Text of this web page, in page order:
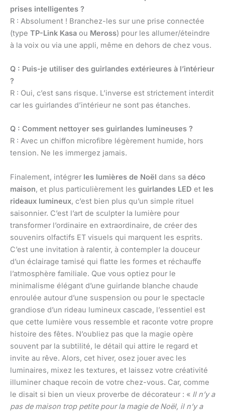
prises intelligentes ?
R : Absolument ! Branchez-les sur une prise connectée
(type TP-Link Kasa ou Meross) pour les allumer/éteindre
à la voix ou via une appli, même en dehors de chez vous.
Q : Puis-je utiliser des guirlandes extérieures à l’intérieur
?
R : Oui, c’est sans risque. L’inverse est strictement interdit
car les guirlandes d’intérieur ne sont pas étanches.
Q : Comment nettoyer ses guirlandes lumineuses ?
R : Avec un chiffon microfibre légèrement humide, hors
tension. Ne les immergez jamais.
Finalement, intégrer les lumières de Noël dans sa déco
maison, et plus particulièrement les guirlandes LED et les
rideaux lumineux, c’est bien plus qu’un simple rituel
saisonnier. C’est l’art de sculpter la lumière pour
transformer l’ordinaire en extraordinaire, de créer des
souvenirs olfactifs ET visuels qui marquent les esprits.
C’est une invitation à ralentir, à contempler la douceur
d’un éclairage tamisé qui flatte les formes et réchauffe
l’atmosphère familiale. Que vous optiez pour le
minimalisme élégant d’une guirlande blanche chaude
enroulée autour d’une suspension ou pour le spectacle
grandiose d’un rideau lumineux cascade, l’essentiel est
que cette lumière vous ressemble et raconte votre propre
histoire des fêtes. N’oubliez pas que la magie opère
souvent par la subtilité, le détail qui attire le regard et
invite au rêve. Alors, cet hiver, osez jouer avec les
luminaires, mixez les textures, et laissez votre créativité
illuminer chaque recoin de votre chez-vous. Car, comme
le disait si bien un vieux proverbe de décorateur : « Il n’y a
pas de maison trop petite pour la magie de Noël, il n’y a